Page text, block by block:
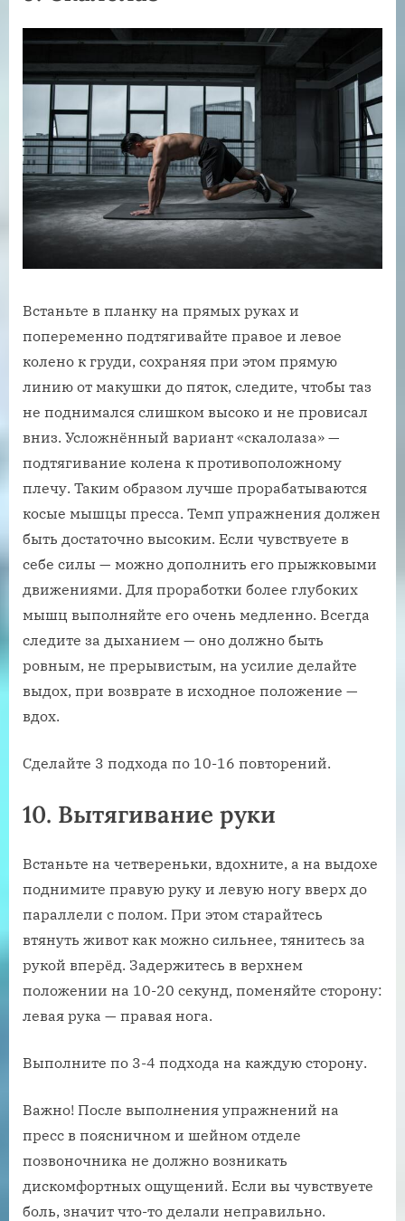
Встаньте в планку на прямых руках и
попеременно подтягивайте правое и левое
колено к груди, сохраняя при этом прямую
линию от макушки до пяток, следите, чтобы таз
не поднимался слишком высоко и не провисал
вниз. Усложнённый вариант «скалолаза» —
подтягивание колена к противоположному
плечу. Таким образом лучше прорабатываются
косые мышцы пресса. Темп упражнения должен
быть достаточно высоким. Если чувствуете в
себе силы — можно дополнить его прыжковыми
движениями. Для проработки более глубоких
мышц выполняйте его очень медленно. Всегда
следите за дыханием — оно должно быть
ровным, не прерывистым, на усилие делайте
выдох, при возврате в исходное положение —
вдох.
Сделайте 3 подхода по 10-16 повторений.
10. Вытягивание руки
Встаньте на четвереньки, вдохните, а на выдохе
поднимите правую руку и левую ногу вверх до
параллели с полом. При этом старайтесь
втянуть живот как можно сильнее, тянитесь за
рукой вперёд. Задержитесь в верхнем
положении на 10-20 секунд, поменяйте сторону:
левая рука — правая нога.
Выполните по 3-4 подхода на каждую сторону.
Важно! После выполнения упражнений на
пресс в поясничном и шейном отделе
позвоночника не должно возникать
дискомфортных ощущений. Если вы чувствуете
боль, значит что-то делали неправильно.